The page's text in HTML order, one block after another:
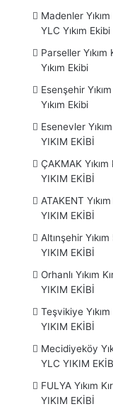
Madenler
YLC Yıkım Ekibi
Parseller Yıkım
Yıkım Ekibi
Esenşehir
Yıkım Ekibi
Esenevler
YIKIM EKİBİ
ÇAKMAK
YIKIM EKİBİ
ATAKENT
YIKIM EKİBİ
Altınşehir
YIKIM EKİBİ
Orhanlı Yıkım
YIKIM EKİBİ
Teşvikiye
YIKIM EKİBİ
Mecidiyeköy
YLC YIKIM
FULYA Yıkım
YIKIM EKİBİ